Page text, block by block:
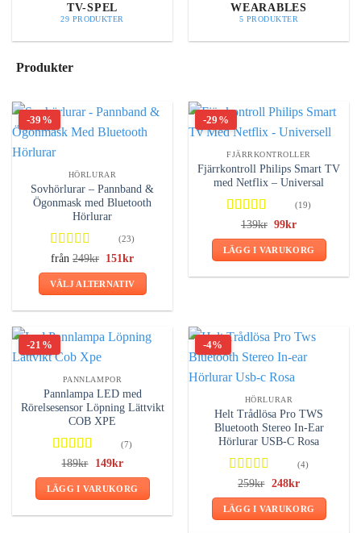
TV-SPEL
29 PRODUKTER
WEARABLES
5 PRODUKTER
Produkter
-39%
HÖRLURAR
Sovhörlurar – Pannband &
Ögonmask med Bluetooth
Hörlurar
Betygsatt
4.74av 5
(23)
från 249kr
Det
priset
var:
151kr
priset
är:
VÄLJ ALTERNATIV
produkten
har
varianter.
De
olika
alternativen
kan
på
-29%
FJÄRRKONTROLLER
Fjärrkontroll Philips Smart TV
med Netflix – Universal
Betygsatt
4.63av 5
(19)
139kr Det
priset
var:
99kr
priset
är:
LÄGG I VARUKORG
-21%
PANNLAMPOR
Pannlampa LED med
Rörelsesensor Löpning Lättvikt
COB XPE
Betygsatt
4.71av 5
(7)
189kr
Det
priset
var:
149krDet
priset
är:
LÄGG I VARUKORG
-4%
HÖRLURAR
Helt Trådlösa Pro TWS
Bluetooth Stereo In-Ear
Hörlurar USB-C Rosa
Betygsatt
4.75av 5
(4)
259kr Det
priset
var:
248krDet
priset
är:
LÄGG I VARUKORG